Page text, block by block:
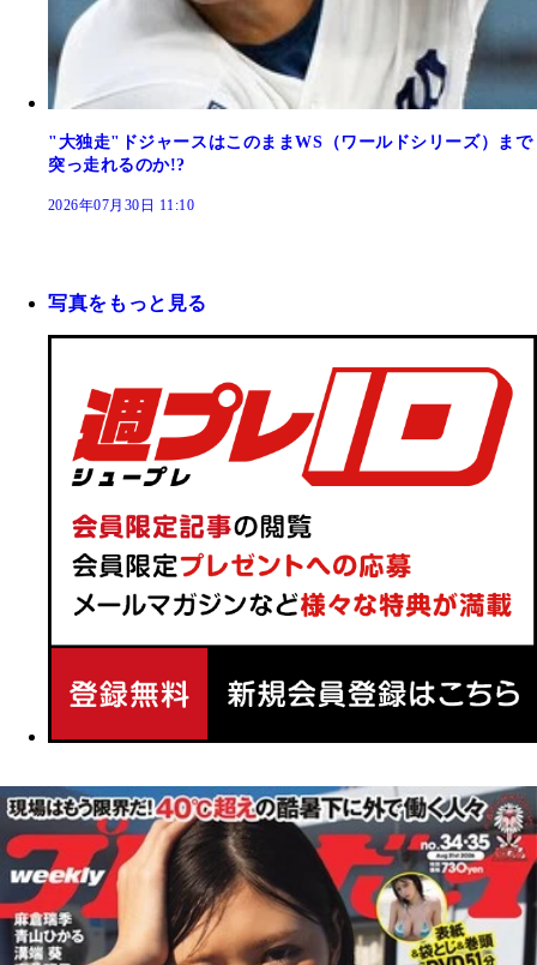
"大独走"ドジャースはこのままWS（ワールドシリーズ）まで
突っ走れるのか!?
2026年07月30日 11:10
写真をもっと見る